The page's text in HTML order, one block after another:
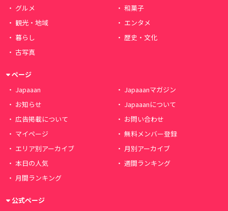
グルメ
和菓子
観光・地域
エンタメ
暮らし
歴史・文化
古写真
ページ
Japaaan
Japaaanマガジン
お知らせ
Japaaanについて
広告掲載について
お問い合わせ
マイページ
無料メンバー登録
エリア別アーカイブ
月別アーカイブ
本日の人気
週間ランキング
月間ランキング
公式ページ